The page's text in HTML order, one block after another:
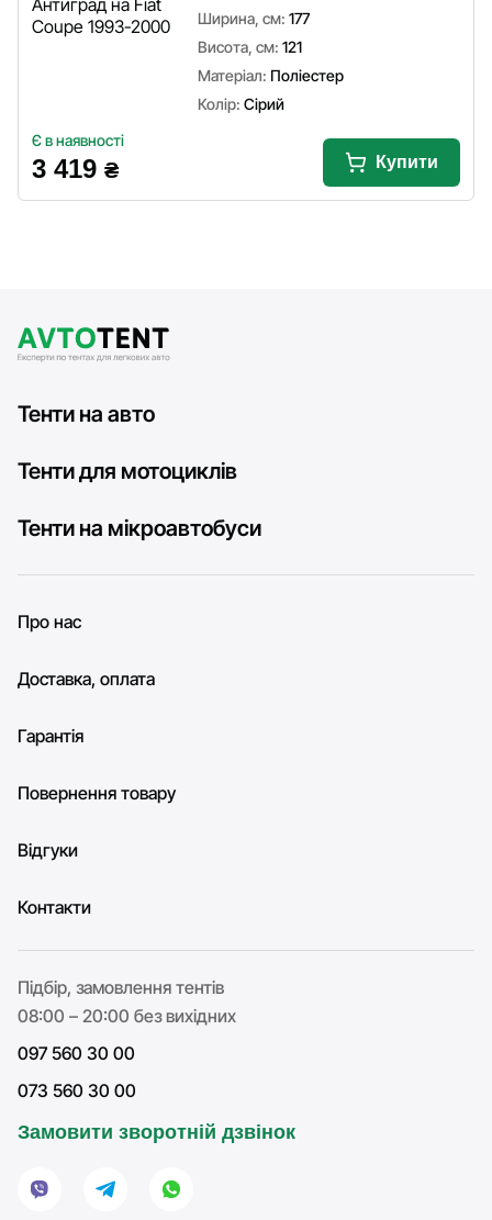
Ширина, см: 177
Висота, см: 121
Матеріал: Поліестер
Колір: Сірий
Є в наявності
3 419 ₴ Купити
Тенти на авто
Тенти для мотоциклів
Тенти на мікроавтобуси
Про нас
Доставка, оплата
Гарантія
Повернення товару
Відгуки
Контакти
Підбір, замовлення тентів
08:00 – 20:00 без вихідних
097 560 30 00
073 560 30 00
Замовити зворотній дзвінок